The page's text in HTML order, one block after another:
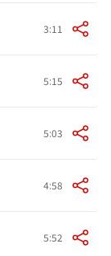
3:11
5:15
5:03
4:58
5:52